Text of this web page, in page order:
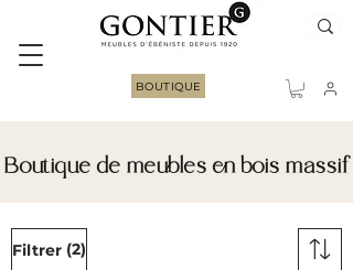
BOUTIQUE
Boutique de meubles en bois massif
Filtrer (2)